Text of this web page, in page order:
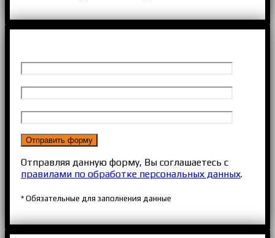
Отправляя данную форму, Вы соглашаетесь с
правилами по обработке персональных данных.
* Обязательные для заполнения данные